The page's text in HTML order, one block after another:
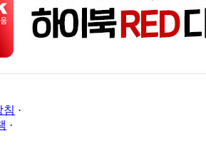
침 ·
·